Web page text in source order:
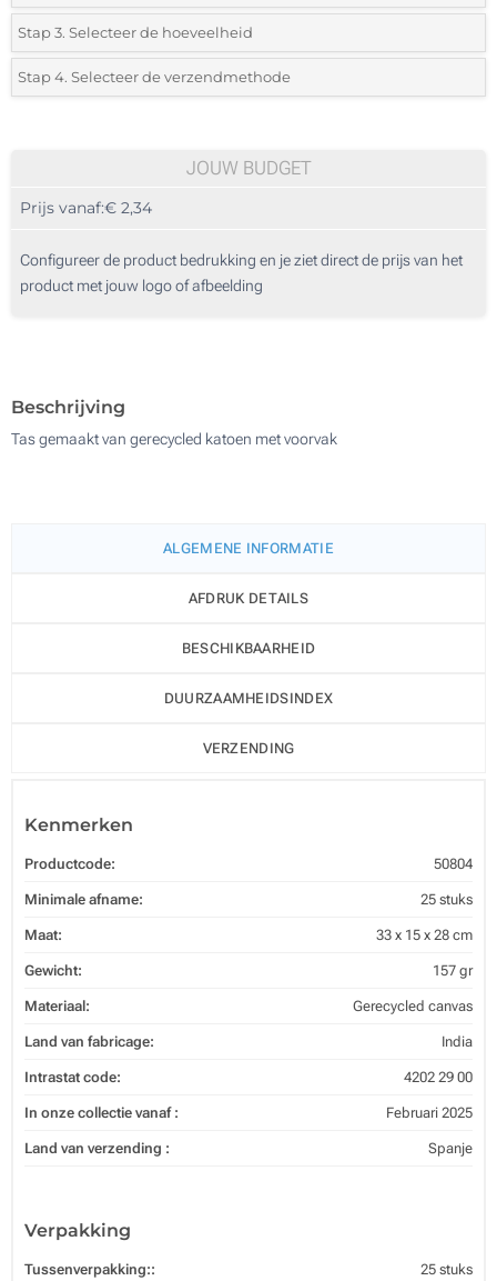
*Selecteer de bedrukking en kleuren van het logo:
1 Kleur (Aan een kant)
3 Kleuren (Aan een kant)
Digitale kleuren transfer (Aan een kant)
Stap 3. Selecteer de hoeveelheid
*Selecteer uit de lijst of voeg het gewenste aantal in
50
250
Stap 4. Selecteer de verzendmethode
JOUW BUDGET
Prijs vanaf:€ 2,34
Configureer de product bedrukking en je ziet direct de prijs van het
product met jouw logo of afbeelding
Beschrijving
Tas gemaakt van gerecycled katoen met voorvak
ALGEMENE INFORMATIE
AFDRUK DETAILS
BESCHIKBAARHEID
DUURZAAMHEIDSINDEX
VERZENDING
Kenmerken
Productcode: 50804
Minimale afname: 25 stuks
Maat: 33 x 15 x 28 cm
Gewicht: 157 gr
Materiaal: Gerecycled canvas
Land van fabricage: India
Intrastat code: 4202 29 00
In onze collectie vanaf : Februari 2025
Land van verzending : Spanje
Verpakking
Tussenverpakking:: 25 stuks